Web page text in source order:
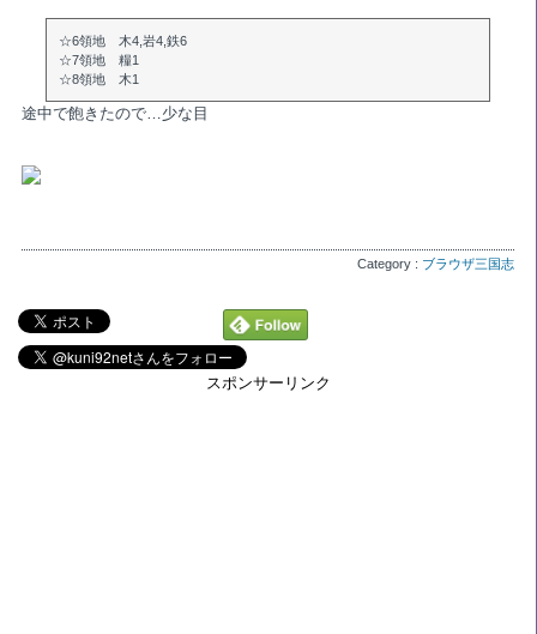
☆6領地 木4,岩4,鉄6
☆7領地 糧1
☆8領地 木1
途中で飽きたので…少な目
Category : ブラウザ三国志
スポンサーリンク